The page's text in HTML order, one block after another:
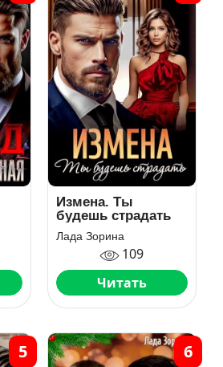
Измена. Ты
будешь страдать
Лада Зорина
109
Читать
5 6